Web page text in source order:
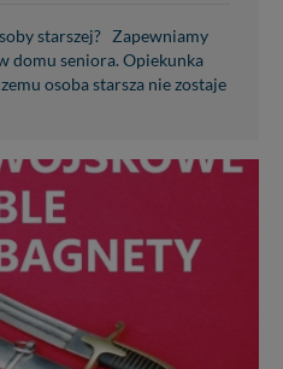
starszej? Zapewniamy
domu seniora. Opiekunka
osoba starsza nie zostaje